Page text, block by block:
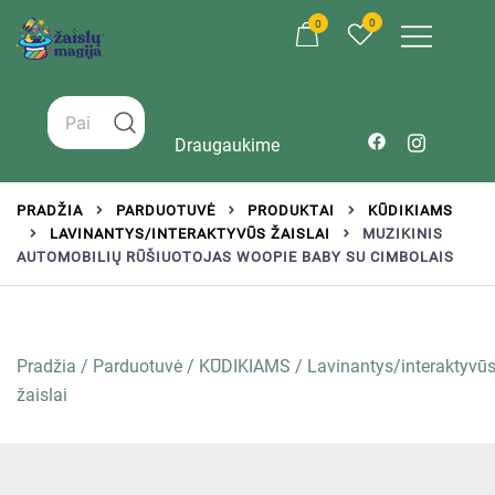
0 0
Draugaukime
PRADŽIA PARDUOTUVĖ PRODUKTAI
KŪDIKIAMS
LAVINANTYS/INTERAKTYVŪS ŽAISLAI
MUZIKINIS
AUTOMOBILIŲ RŪŠIUOTOJAS WOOPIE BABY SU CIMBOLAIS
Pradžia / Parduotuvė / KŪDIKIAMS / Lavinantys/interaktyvūs
žaislai